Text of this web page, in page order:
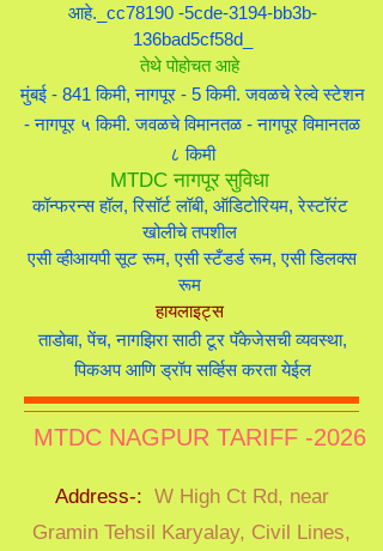
आहे._cc78190 -5cde-3194-bb3b-
136bad5cf58d_
तेथे पोहोचत आहे
मुंबई - 841 किमी, नागपूर - 5 किमी. जवळचे रेल्वे स्टेशन
- नागपूर ५ किमी. जवळचे विमानतळ - नागपूर विमानतळ
८ किमी
MTDC नागपूर सुविधा
कॉन्फरन्स हॉल, रिसॉर्ट लॉबी, ऑडिटोरियम, रेस्टॉरंट
खोलीचे तपशील
एसी व्हीआयपी सूट रूम, एसी स्टँडर्ड रूम, एसी डिलक्स
रूम
हायलाइट्स
ताडोबा, पेंच, नागझिरा साठी टूर पॅकेजेसची व्यवस्था,
पिकअप आणि ड्रॉप सर्व्हिस करता येईल
MTDC NAGPUR TARIFF -2026
Address-: W High Ct Rd, near
Gramin Tehsil Karyalay, Civil Lines,